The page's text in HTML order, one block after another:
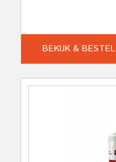
BEKIJK & BESTEL